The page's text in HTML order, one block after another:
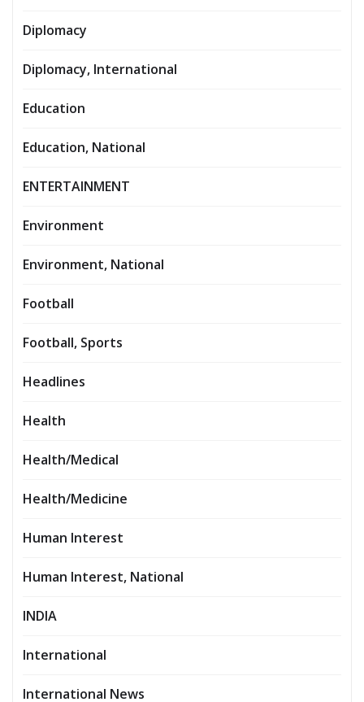
Diplomacy
Diplomacy, International
Education
Education, National
ENTERTAINMENT
Environment
Environment, National
Football
Football, Sports
Headlines
Health
Health/Medical
Health/Medicine
Human Interest
Human Interest, National
INDIA
International
International News